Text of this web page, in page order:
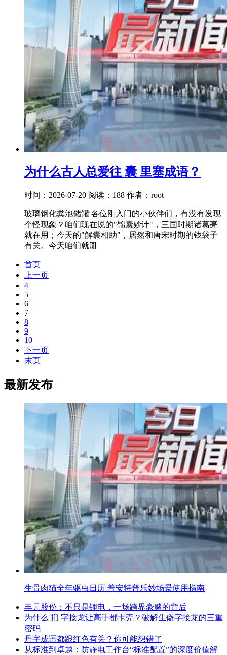
为什么古人总爱往 囊 里塞成语？
时间：2026-07-20 阅读：188 作者：root
玻璃钢化粪池储罐 各位刚入门的小伙伴们，有没有发现
个怪现象？咱们现在说的"锦囊妙计"，三国时期诸葛亮
就在用；今天的"解囊相助"，居然和唐宋时期的钱袋子
有关。今天咱们就掰
首页
上一页
4
5
6
7
8
9
10
下一页
末页
最新发布
生骨肉猫全年驱虫日历 普安特普乐妙场景使用指南
丰元股份：不只是锂电，一场跨界豪赌的背后
为什么 扪 字接龙让高手都卡壳？破解生僻字接龙的三重
密码
丹字成语都跟红色有关？你可能想错了
从标准到卓越：防静电工作台“标准配置”的深度价值解